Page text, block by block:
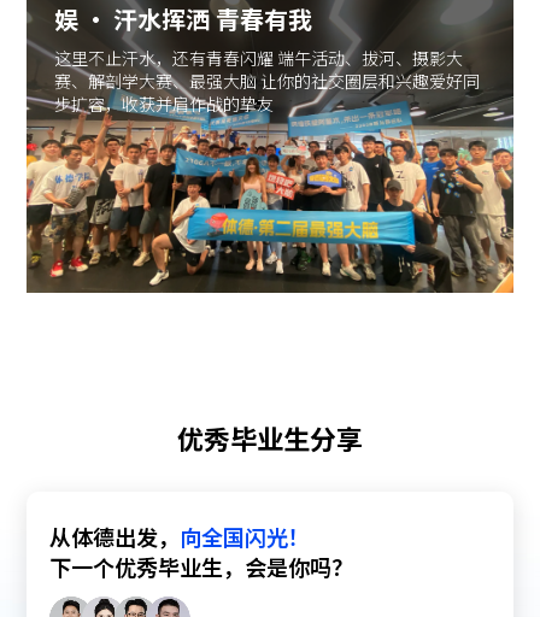
娱 · 汗水挥洒 青春有我
这里不止汗水，还有青春闪耀 端午活动、拔河、摄影大
赛、解剖学大赛、最强大脑 让你的社交圈层和兴趣爱好同
步扩容，收获并肩作战的挚友
优秀毕业生分享
从体德出发， 向全国闪光！
下一个优秀毕业生，会是你吗？